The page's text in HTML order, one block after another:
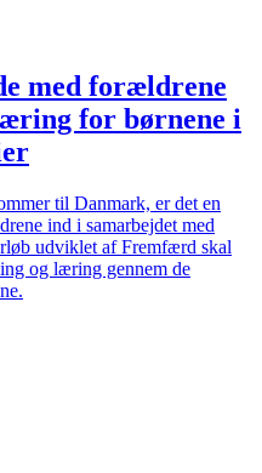
med forældrene
for børnene i
til Danmark, er det en
ind i samarbejdet med
udviklet af Fremfærd skal
og læring gennem de